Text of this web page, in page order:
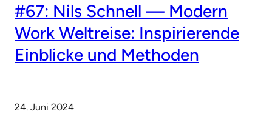
#67: Nils Schnell — Modern
Work Weltreise: Inspirierende
Einblicke und Methoden
24. Juni 2024